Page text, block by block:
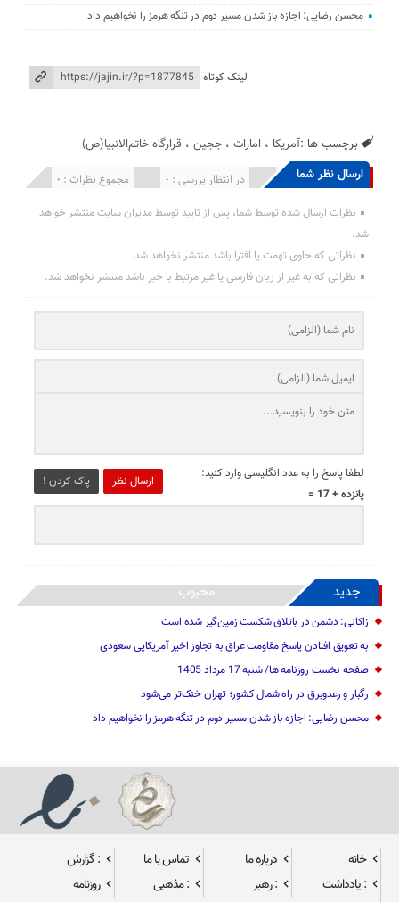
محسن رضایی: اجازه باز شدن مسیر دوم در تنگه هرمز را نخواهیم داد
لینک کوتاه
برچسب ها :آمریکا ، امارات ،ججین ، قرارگاه خاتم‌الانبیا(ص)
ارسال نظر شما مجموع نظرات : 0 در انتظار بررسی : 0 انتشار یافته : 0
نظرات ارسال شده توسط شما، پس از تایید توسط مدیران سایت منتشر خواهد
شد.
نظراتی که حاوی تهمت یا افترا باشد منتشر نخواهد شد.
نظراتی که به غیر از زبان فارسی یا غیر مرتبط با خبر باشد منتشر نخواهد شد.
ارسال نظر پاک کردن !
لطفا پاسخ را به عدد انگلیسی وارد کنید:
پانزده + 17 =
جدید محبوب
زاکانی: دشمن در باتلاق شکست زمین‌گیر شده است
به تعویق افتادن پاسخ مقاومت عراق به تجاوز اخیر آمریکایی سعودی
صفحه نخست روزنامه ها/ شنبه 17 مرداد 1405
رگبار و رعدوبرق در راه شمال کشور؛ تهران خنک‌تر می‌شود
محسن رضایی: اجازه باز شدن مسیر دوم در تنگه هرمز را نخواهیم داد
خانه درباره ما تماس با ما
: گزارش
: یادداشت
: رهبر : مذهبی
روزنامه